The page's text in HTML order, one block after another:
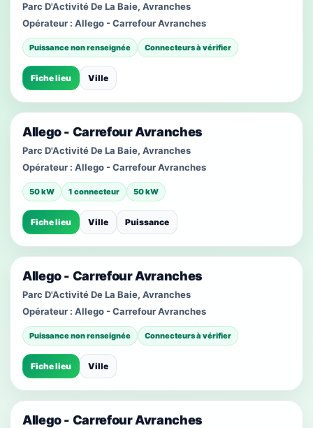
Parc D'Activité De La Baie, Avranches
Opérateur : Allego - Carrefour Avranches
Puissance non renseignée Connecteurs à vérifier
Fiche lieu Ville
Allego - Carrefour Avranches
Parc D'Activité De La Baie, Avranches
Opérateur : Allego - Carrefour Avranches
50 kW 1 connecteur 50 kW
Fiche lieu Ville Puissance
Allego - Carrefour Avranches
Parc D'Activité De La Baie, Avranches
Opérateur : Allego - Carrefour Avranches
Puissance non renseignée Connecteurs à vérifier
Fiche lieu Ville
Allego - Carrefour Avranches